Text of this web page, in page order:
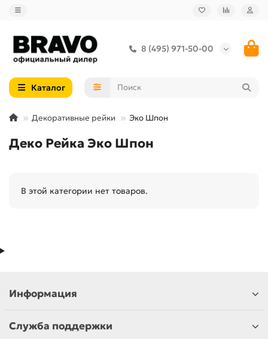
8 (495) 971-50-00
Каталог
Декоративные рейки Эко Шпон
Деко Рейка Эко Шпон
В этой категории нет товаров.
Информация
Служба поддержки